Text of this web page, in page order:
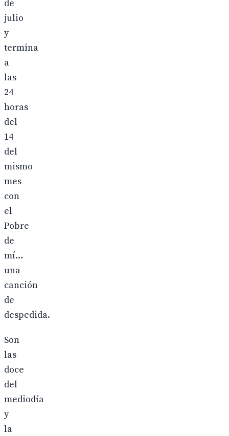
de
julio
y
termina
a
las
24
horas
del
14
del
mismo
mes
con
el
Pobre
de
mí…
una
canción
de
despedida.
Son
las
doce
del
mediodía
y
la